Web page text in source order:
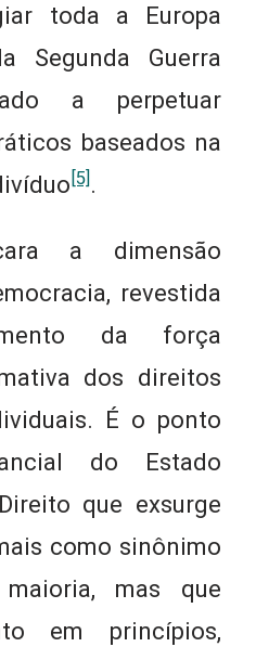
toda a Europa
Segunda Guerra
a perpetuar
baseados na
[5] .
a dimensão
revestida
da força
dos direitos
É o ponto
do Estado
que exsurge
como sinônimo
mas que
em princípios,